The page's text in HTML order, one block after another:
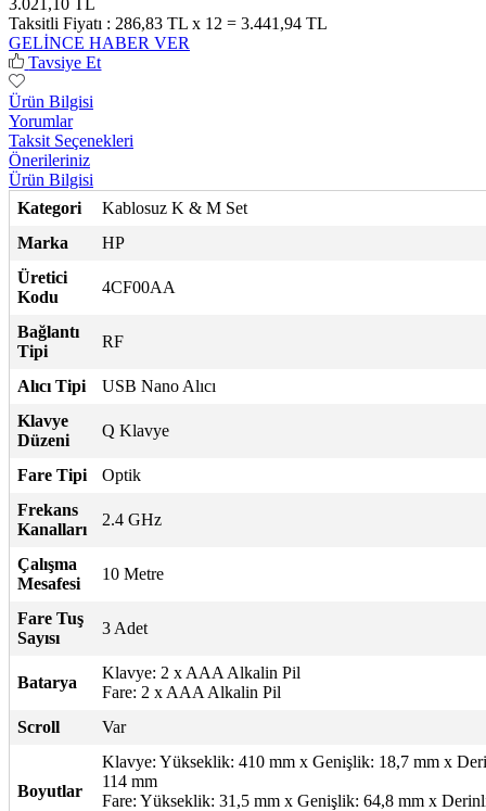
Taksitli Fiyatı : 286,83 TL x 12 = 3.441,94 TL
GELİNCE HABER VER
Tavsiye Et
Ürün Bilgisi
Yorumlar
Taksit Seçenekleri
Önerileriniz
Ürün Bilgisi
Kategori
Kablosuz K & M Set
Marka
HP
Üretici
Kodu
4CF00AA
Bağlantı
Tipi
RF
Alıcı Tipi
USB Nano Alıcı
Klavye
Düzeni
Q Klavye
Fare Tipi
Optik
Frekans
Kanalları
2.4 GHz
Çalışma
Mesafesi
10 Metre
Fare Tuş
Sayısı
3 Adet
Batarya
Klavye: 2 x AAA Alkalin Pil
Fare: 2 x AAA Alkalin Pil
Scroll
Var
Boyutlar
Klavye: Yükseklik: 410 mm x Genişlik: 18,7 mm x
114 mm
Fare: Yükseklik: 31,5 mm x Genişlik: 64,8 mm x